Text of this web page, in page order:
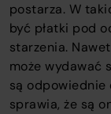
postarza. W
być płatki pod
starzenia.
może wydawać
są odpowiednie
sprawia, że są